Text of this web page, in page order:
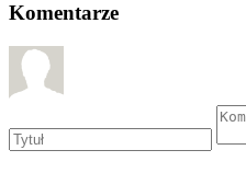
Komentarze